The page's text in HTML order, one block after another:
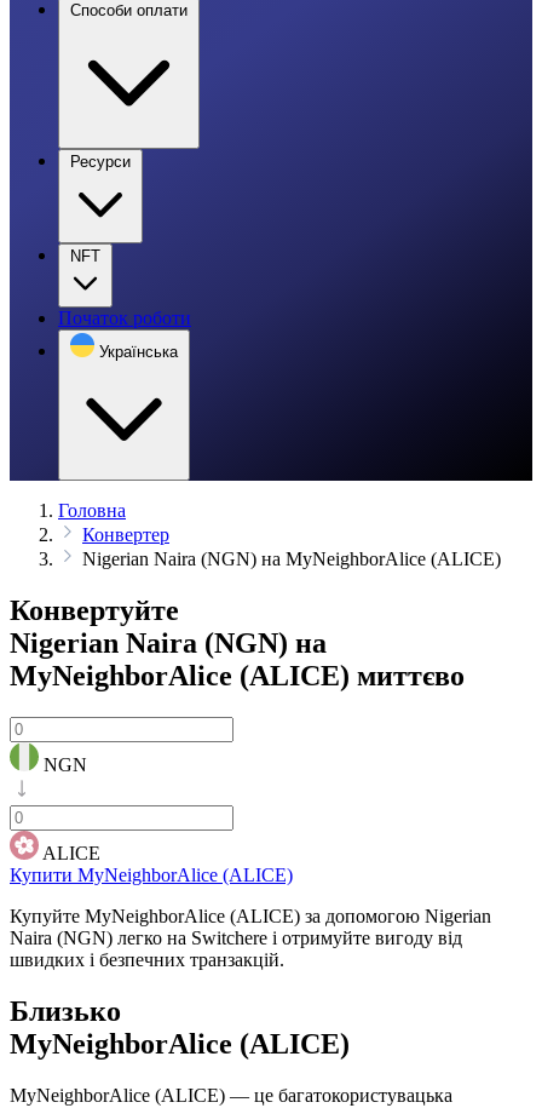
Способи оплати
Ресурси
NFT
Початок роботи
Українська
Головна
Конвертер
Nigerian Naira (NGN) на MyNeighborAlice (ALICE)
Конвертуйте
Nigerian Naira (NGN) на
MyNeighborAlice (ALICE) миттєво
NGN
ALICE
Купити MyNeighborAlice (ALICE)
Купуйте MyNeighborAlice (ALICE) за допомогою Nigerian
Naira (NGN) легко на Switchere і отримуйте вигоду від
швидких і безпечних транзакцій.
Близько
MyNeighborAlice (ALICE)
MyNeighborAlice (ALICE) — це багатокористувацька